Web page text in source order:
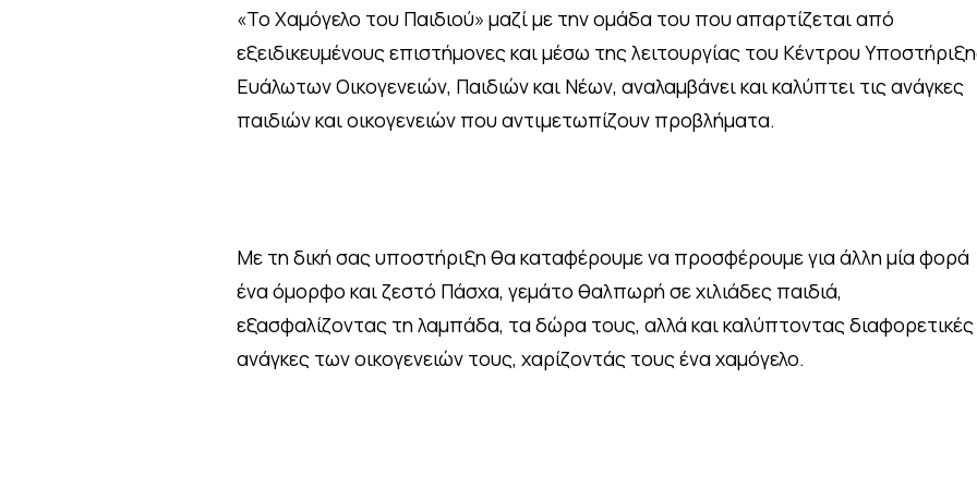
«Το Χαμόγελο του Παιδιού» μαζί με την ομάδα του που απαρτίζεται από
εξειδικευμένους επιστήμονες και μέσω της λειτουργίας του Κέντρου
Ευάλωτων Οικογενειών, Παιδιών και Νέων, αναλαμβάνει και καλύπτει τις ανάγκες
παιδιών και οικογενειών που αντιμετωπίζουν προβλήματα.
Με τη δική σας υποστήριξη θα καταφέρουμε να προσφέρουμε για άλλη μία φορά
ένα όμορφο και ζεστό Πάσχα, γεμάτο θαλπωρή σε χιλιάδες παιδιά,
εξασφαλίζοντας τη λαμπάδα, τα δώρα τους, αλλά και καλύπτοντας διαφορετικές
ανάγκες των οικογενειών τους, χαρίζοντάς τους ένα χαμόγελο.